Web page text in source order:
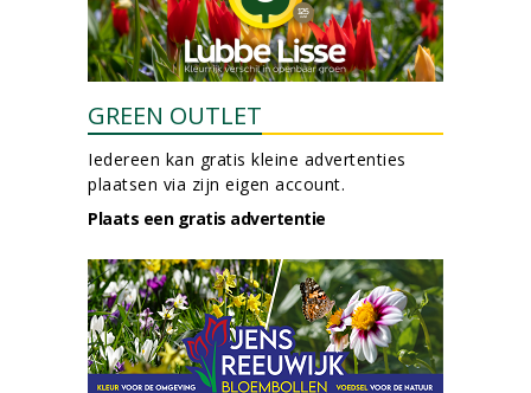
GREEN OUTLET
Iedereen kan gratis kleine advertenties
plaatsen via zijn eigen account.
Plaats een gratis advertentie